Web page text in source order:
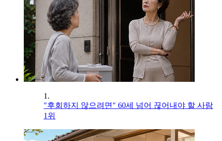
1.
"후회하지 않으려면" 60세 넘어 끊어내야 할 사람
1위